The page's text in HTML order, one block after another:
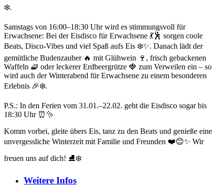
❄️.
Samstags von 16:00–18:30 Uhr wird es stimmungsvoll für
Erwachsene: Bei der Eisdisco für Erwachsene 💃🕺 sorgen coole
Beats, Disco-Vibes und viel Spaß aufs Eis ❄️✨. Danach lädt der
gemütliche Budenzauber 🔥 mit Glühwein 🍷, frisch gebackenen
Waffeln 🧇 oder leckerer Erdbeergrütze 🍓 zum Verweilen ein – so
wird auch der Winterabend für Erwachsene zu einem besonderen
Erlebnis 🎉❄️.
P.S.: In den Ferien vom 31.01.–22.02. geht die Eisdisco sogar bis
18:30 Uhr ⏰✨
Komm vorbei, gleite übers Eis, tanz zu den Beats und genieße eine
unvergessliche Winterzeit mit Familie und Freunden ❤️😊✨ Wir
freuen uns auf dich! ⛸️❄️
Weitere Infos